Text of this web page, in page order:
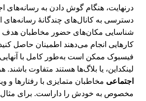
درنهایت، هنگام گوش دادن به رسانه‌های
دسترسی به کانال‌های چندگانۀ رسانه‌های
شناسایی مکان‌های حضور مخاطبان هدف و
کارهایی انجام می‌دهند اطمینان حاصل
فیسبوک ممکن است به‌طور کامل با آنهایی
لینکداین، یا بلاگ‌ها هستند متفاوت باشند.
اجتماعی مخاطبان متمایزی با رفتارها و
مخصوص به خودش را داراست. برای